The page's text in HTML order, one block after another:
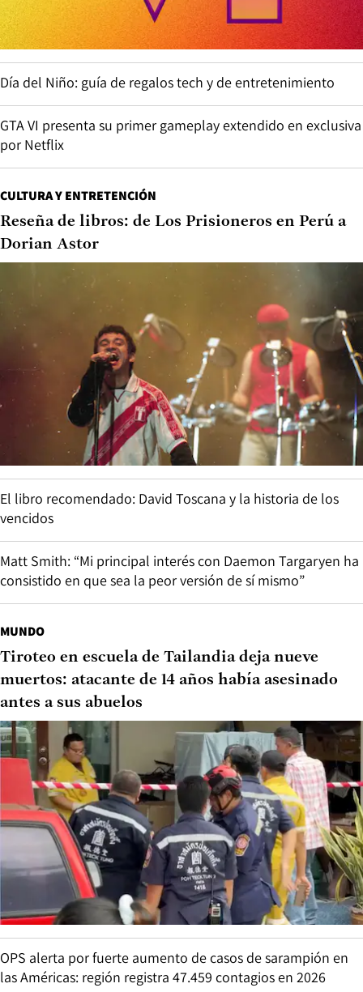
Día del Niño: guía de regalos tech y de entretenimiento
GTA VI presenta su primer gameplay extendido en exclusiva
por Netflix
CULTURA Y ENTRETENCIÓN
Reseña de libros: de Los Prisioneros en Perú a
Dorian Astor
El libro recomendado: David Toscana y la historia de los
vencidos
Matt Smith: “Mi principal interés con Daemon Targaryen ha
consistido en que sea la peor versión de sí mismo”
MUNDO
Tiroteo en escuela de Tailandia deja nueve
muertos: atacante de 14 años había asesinado
antes a sus abuelos
OPS alerta por fuerte aumento de casos de sarampión en
las Américas: región registra 47.459 contagios en 2026